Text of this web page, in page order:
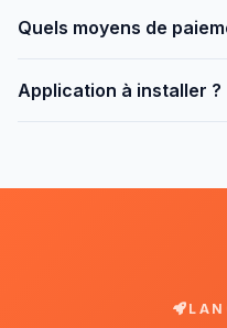
Quels moyens de
Chariow.
Application à installer ?